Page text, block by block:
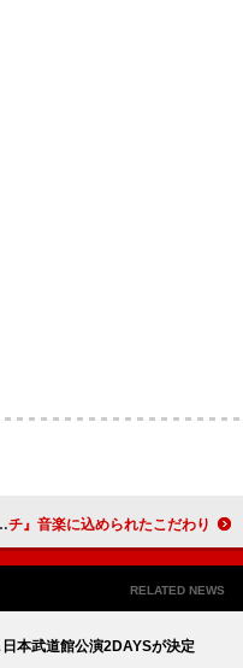
ブルーノ・マーズからエルヴィス・プレスリー、現地の児童合唱団まで 『リロ＆スティッチ』音楽に込められたこだわり
RELATED NEWS
本武道館公演2DAYSが決定